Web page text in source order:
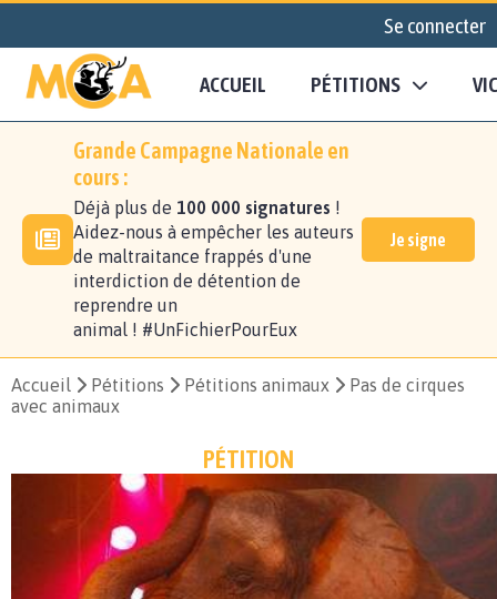
Se connecter
ACCUEIL PÉTITIONS
Grande Campagne Nationale en
cours :
Déjà plus de 100 000 signatures !
Aidez-nous à empêcher les auteurs
de maltraitance frappés d'une
interdiction de détention de
reprendre un
animal ! #UnFichierPourEux
Je signe
Accueil Pétitions Pétitions animaux
Pas de cirques
avec animaux
PÉTITION